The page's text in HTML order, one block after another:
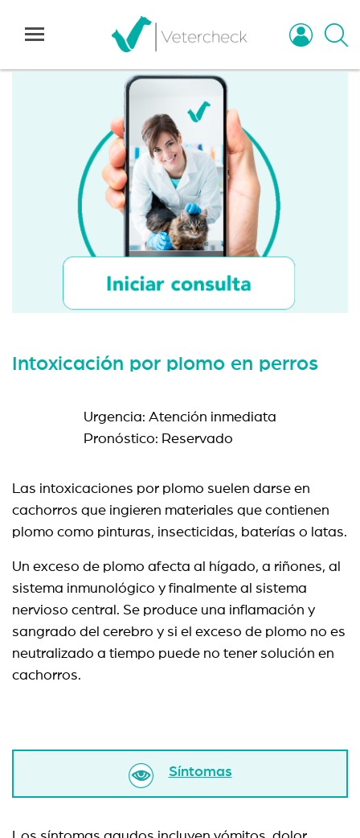
Intoxicación por plomo en perros
Urgencia: Atención inmediata
Pronóstico: Reservado
Las intoxicaciones por plomo suelen darse en
cachorros que ingieren materiales que contienen
plomo como pinturas, insecticidas, baterías o latas.
Un exceso de plomo afecta al hígado, a riñones, al
sistema inmunológico y finalmente al sistema
nervioso central. Se produce una inflamación y
sangrado del cerebro y si el exceso de plomo no es
neutralizado a tiempo puede no tener solución en
cachorros.
Síntomas